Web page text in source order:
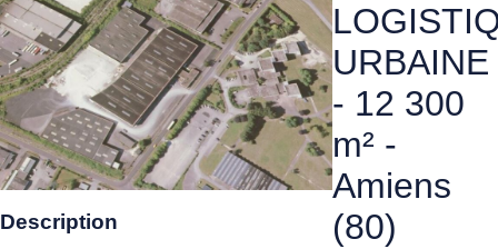
Description
URBAINE
- 12 300
m² -
Amiens
(80)